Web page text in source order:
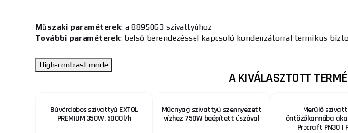
Műszaki paraméterek: a 8895063 szivattyúhoz
További paraméterek: belső berendezéssel kapcsoló kondenzátorral termikus
High-contrast mode
A KIVÁLASZTOTT
Búvárdobos szivattyú EXTOL
PREMIUM 350W, 5000l/h
Műanyag szivattyú szennyezett
vízhez 750W beépített úszóval
Merülő
öntözőkannába
Procraft PN30 |